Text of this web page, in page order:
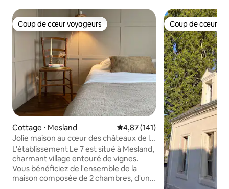
Coup de cœur voyageurs
Coup de cœur voyageurs
Cottage ⋅ Mesland Évaluation moyenne sur la
4,87 (141)
Jolie maison au cœur des châteaux de la
Loire
L'établissement Le 7 est situé à Mesland,
charmant village entouré de vignes.
Vous bénéficiez de l'ensemble de la
maison composée de 2 chambres, d'un
Coup de cœur
Coup de cœur